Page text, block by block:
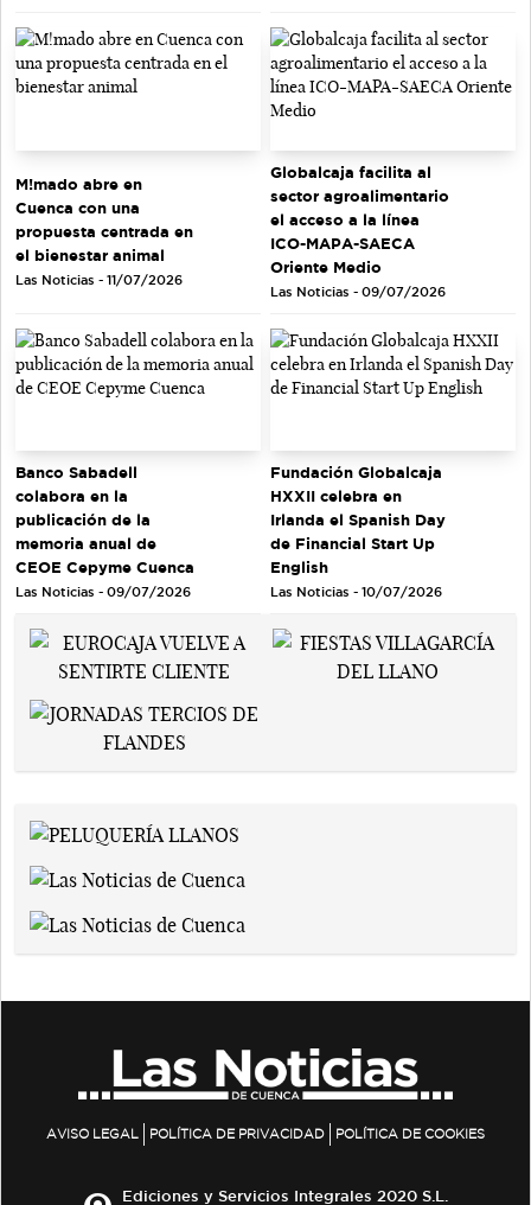
M!mado abre en
Cuenca con una
propuesta centrada en
el bienestar animal
Las Noticias - 11/07/2026
Globalcaja facilita al
sector agroalimentario
el acceso a la línea
ICO-MAPA-SAECA
Oriente Medio
Las Noticias - 09/07/2026
Banco Sabadell
colabora en la
publicación de la
memoria anual de
CEOE Cepyme Cuenca
Las Noticias - 09/07/2026
Fundación Globalcaja
HXXII celebra en
Irlanda el Spanish Day
de Financial Start Up
English
Las Noticias - 10/07/2026
AVISO LEGAL POLÍTICA DE PRIVACIDAD POLÍTICA DE COOKIES
Ediciones y Servicios Integrales 2020 S.L.